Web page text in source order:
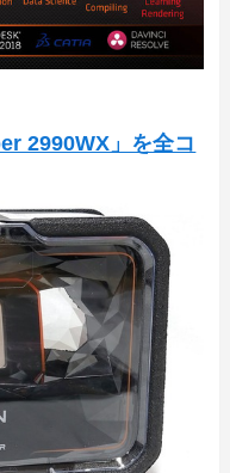
2990WX」を全コ